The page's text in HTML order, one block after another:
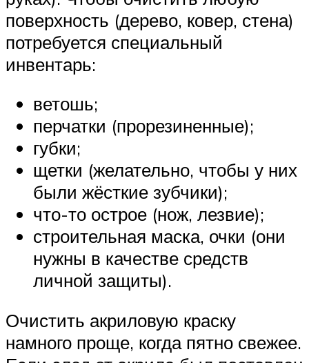
поверхность (дерево, ковер, стена)
потребуется специальный
инвентарь:
ветошь;
перчатки (прорезиненные);
губки;
щетки (желательно, чтобы у них
были жёсткие зубчики);
что-то острое (нож, лезвие);
строительная маска, очки (они
нужны в качестве средств
личной защиты).
Очистить акриловую краску
намного проще, когда пятно свежее.